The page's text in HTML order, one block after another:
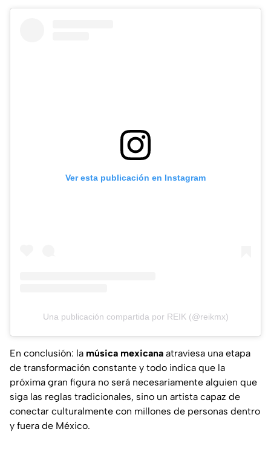
Ver esta publicación en Instagram
Una publicación compartida por REIK (@reikmx)
En conclusión: la música mexicana atraviesa una etapa
de transformación constante y todo indica que la
próxima gran figura no será necesariamente alguien que
siga las reglas tradicionales, sino un artista capaz de
conectar culturalmente con millones de personas dentro
y fuera de México.